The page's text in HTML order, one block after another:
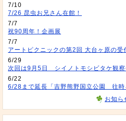
7/10
7/26 昆虫お兄さん在館！
7/7
祝90周年！企画展
7/7
アートピクニックの第2回 大台ヶ原の受
6/29
次回は9月5日 シイノトモシビタケ観察
6/22
6/28まで延長「吉野熊野国立公園 往時
お知ら